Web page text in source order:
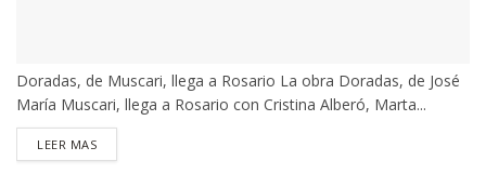
Doradas, de Muscari, llega a Rosario La obra Doradas, de José
María Muscari, llega a Rosario con Cristina Alberó, Marta...
LEER MASDETAILS